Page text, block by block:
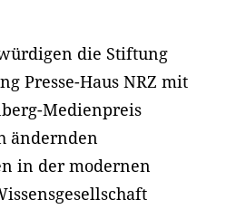
die Stiftung
Presse-Haus NRZ mit
Medienpreis
ändernden
in der modernen